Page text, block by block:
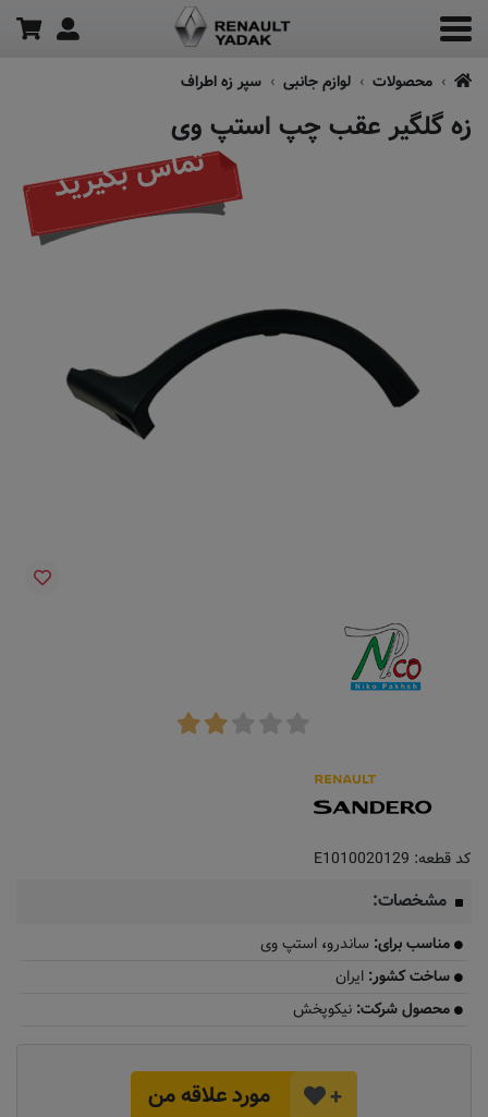
محصولات لوازم جانبی سپر زه اطراف
زه گلگیر عقب چپ استپ وی
تماس بگیرید
کد قطعه: E1010020129
مشخصات:
مناسب برای: ساندرو، استپ وی
ساخت کشور: ایران
محصول شرکت: نیکوپخش
+ مورد علاقه من